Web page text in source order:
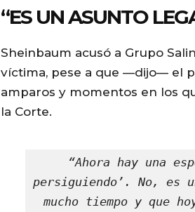
“ES UN ASUNTO
Sheinbaum acusó a Grupo
víctima, pese a que —dijo— el
amparos y momentos en los
la Corte.
“Ahora hay una
persiguiendo’. No, es
mucho tiempo y que